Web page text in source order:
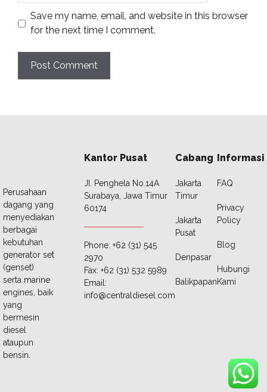
Save my name, email, and website in this browser
for the next time I comment.
Perusahaan
dagang yang
menyediakan
berbagai
kebutuhan
generator set
(genset)
serta marine
engines, baik
yang
bermesin
diesel
ataupun
bensin.
Kantor Pusat
JI. Penghela No.14A
Surabaya, Jawa Timur
60174
Phone: +62 (31) 545
2970
Fax: +62 (31) 532 5989
Email:
info@centraldiesel.com
Cabang
Jakarta
Timur
Jakarta
Pusat
Denpasar
Balikpapan
Informasi
FAQ
Privacy
Policy
Blog
Hubungi
Kami